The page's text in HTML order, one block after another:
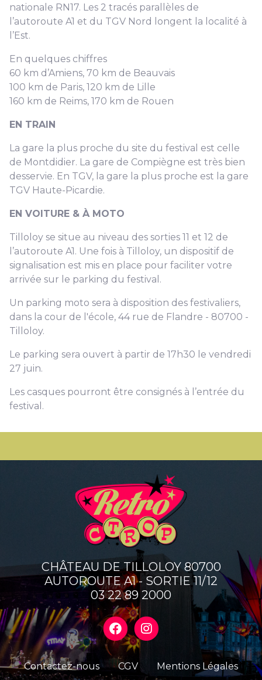
nationale RN17. Les 2 tracés parallèles de
l’autoroute A1 et du TGV Nord longent la localité à
l’Est.
En quelques chiffres
60 km d’Amiens, 70 km de Beauvais
100 km de Paris, 120 km de Lille
160 km de Reims, 170 km de Rouen
EN TRAIN
La gare la plus proche du site du festival est celle
de Montdidier. La gare de Compiègne est très bien
desservie. En TGV, la gare la plus proche est la gare
TGV Haute-Picardie.
EN VOITURE & À MOTO
Tilloloy se situe au niveau des sorties 11 et 12 de
l’autoroute A1. Une fois à Tilloloy, un dispositif de
signalisation est mis en place pour faciliter votre
arrivée sur le parking du festival.
Un parking moto sera à disposition des festivaliers,
dans la cour de l'école, 44 rue de Flandre - 80700 -
Tilloloy.
Le parking sera ouvert à partir de 17h30 le vendredi
27 juin.
Les casques pourront être consignés à l’entrée du
festival.
CHÂTEAU DE TILLOLOY 80700
AUTOROUTE A1 - SORTIE 11/12
03 22 89 2000
Contactez-nous CGV Mentions Légales